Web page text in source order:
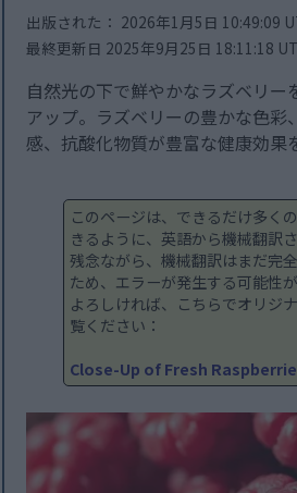
出版された： 2026年1月5日 10:49:09
最終更新日 2025年9月25日 18:11:18
自然光の下で鮮やかなラズベリー
アップ。ラズベリーの豊かな色彩
感、抗酸化物質が豊富な健康効果
このページは、できるだけ多く
きるように、英語から機械翻訳
残念ながら、機械翻訳はまだ完
ため、エラーが発生する可能性
よろしければ、こちらでオリジ
覧ください：
Close-Up of Fresh